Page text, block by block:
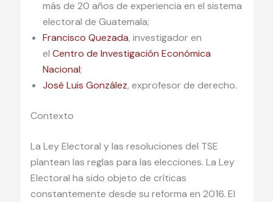
más de 20 años de experiencia en el sistema
electoral de Guatemala;
Francisco Quezada, investigador en
el Centro de Investigación Económica
Nacional;
José Luis González, exprofesor de derecho.
Contexto
La Ley Electoral y las resoluciones del TSE
plantean las reglas para las elecciones. La Ley
Electoral ha sido objeto de críticas
constantemente desde su reforma en 2016. El